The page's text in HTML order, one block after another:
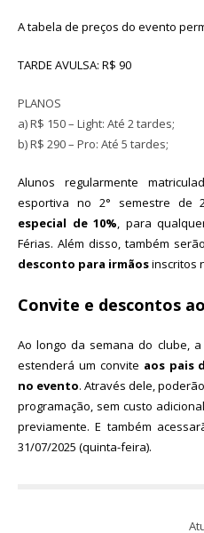
A tabela de preços do evento
TARDE AVULSA: R$ 90
PLANOS
a) R$ 150 – Light: Até 2 tardes;
b) R$ 290 – Pro: Até 5 tardes;
Alunos regularmente
esportiva no 2° semestre de
especial de 10%, para
Férias. Além disso, também
desconto para irmãosinscritos
Convite e descontos
Ao longo da semana do clube,
estenderá um convite aos pais
no evento. Através dele,
programação, sem custo
previamente. E também
31/07/2025 (quinta-feira).